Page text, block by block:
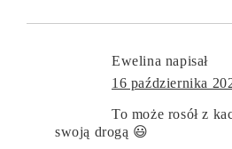
Ewelina napisał
16 października
To może rosół z
swoją drogą 😃